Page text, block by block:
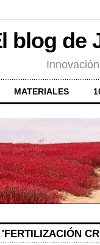
blog de
MATERIALES